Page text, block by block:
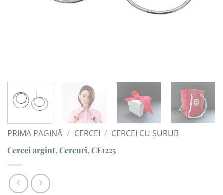
PRIMA PAGINĂ / CERCEI / CERCEI CU ȘURUB
Cercei argint, Cercuri, CE1225